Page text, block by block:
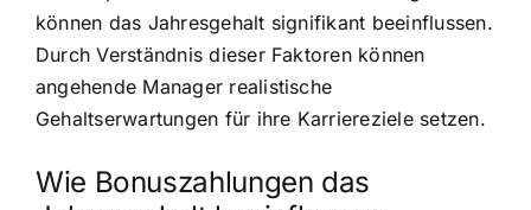
können das Jahresgehalt signifikant beeinflussen.
Durch Verständnis dieser Faktoren können
angehende Manager realistische
Gehaltserwartungen für ihre Karriereziele setzen.
Wie Bonuszahlungen das